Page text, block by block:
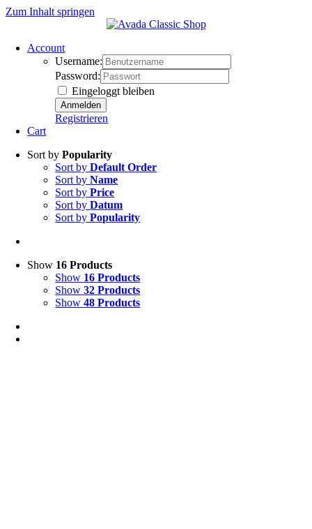
Zum Inhalt springen
Account
Username:
Password:
Eingeloggt bleiben
Registrieren
Cart
Sort byPopularity
Sort byDefault Order
Sort byName
Sort byPrice
Sort byDatum
Sort byPopularity
Show 16 Products
Show 16 Products
Show32 Products
Show48 Products